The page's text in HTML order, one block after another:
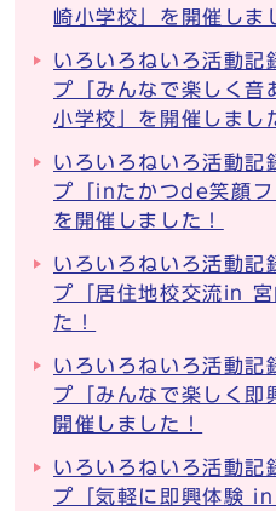
崎小学校」を開催しま
いろいろねいろ活動
プ「みんなで楽しく
小学校」を開催しまし
いろいろねいろ活動
プ「inたかつde笑顔フ
を開催しました！
いろいろねいろ活動
プ「居住地校交流in
た！
いろいろねいろ活動
プ「みんなで楽しく
開催しました！
いろいろねいろ活動
プ「気軽に即興体験